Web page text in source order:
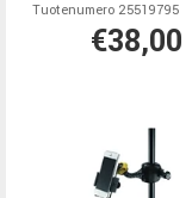
Tuotenumero 25519795
€38,00